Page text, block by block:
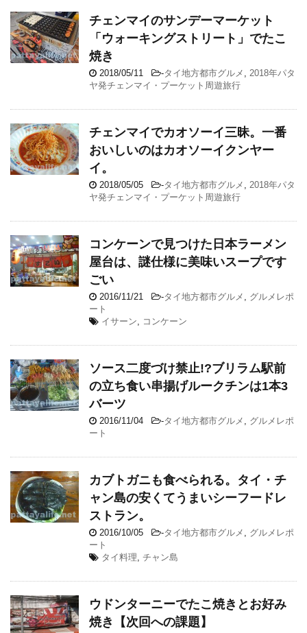
チェンマイのサンデーマーケット
「ウォーキングストリート」でたこ
焼き
2018/05/11 -タイ地方都市グルメ
2018年パタ
ヤ発チェンマイ・プーケット周遊旅行
チェンマイでカオソーイ三昧。一番
おいしいのはカオソーイクンヤー
イ。
2018/05/05 -タイ地方都市グルメ
2018年パタ
ヤ発チェンマイ・プーケット周遊旅行
コンケーンで見つけた日本ラーメン
屋台は、謎仕様に美味いスープです
ごい
2016/11/21 -タイ地方都市グルメ
グルメレポ
ート
イサーン
コンケーン
ソース二度づけ禁止!?ブリラム駅前
の立ち食い串揚げルークチンは1本3
バーツ
2016/11/04 -タイ地方都市グルメ
グルメレポ
ート
カブトガニも食べられる。タイ・チ
ャン島の安くてうまいシーフードレ
ストラン。
2016/10/05 -タイ地方都市グルメ
グルメレポ
ート
タイ料理 チャン島
ウドンターニーでたこ焼きとお好み
焼き【次回への課題】